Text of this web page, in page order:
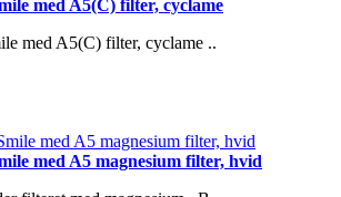
med A5(C) filter, cyclame
med A5(C) filter, cyclame ..
med A5 magnesium filter, hvid